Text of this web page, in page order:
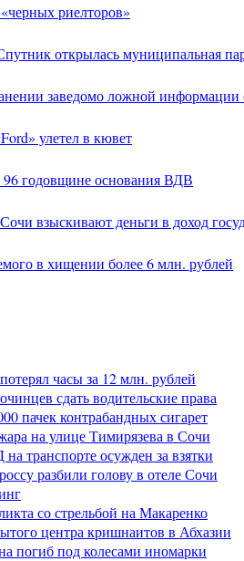
риелторов»
открылась муниципальная
заведомо ложной
улетел в кювет
годовщине основания ВДВ
взыскивают деньги в доход
в хищении более 6 млн. рублей
часы за 12 млн. рублей
сдать водительские права
пачек контрабандных сигарет
на улице Тимирязева в Сочи
транспорте осужден за взятки
разбили голову в отеле Сочи
со стрельбой на Макаренко
центра кришнаитов в Абхазии
погиб под колесами иномарки